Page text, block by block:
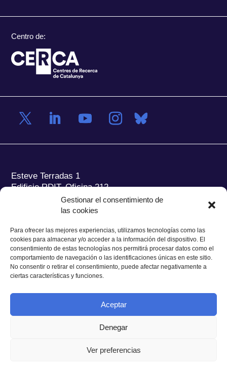
Gestionar el consentimiento de
las cookies
Para ofrecer las mejores experiencias, utilizamos tecnologías como las
cookies para almacenar y/o acceder a la información del dispositivo. El
consentimiento de estas tecnologías nos permitirá procesar datos como el
comportamiento de navegación o las identificaciones únicas en este sitio.
No consentir o retirar el consentimiento, puede afectar negativamente a
ciertas características y funciones.
Aceptar
Denegar
Ver preferencias
Centro de:
Esteve Terradas 1
Edificio RDIT, Oficina 212
Parc Mediterrani de la Tecnologia (PMT) Campus
08860 Castelldefels (Barcelona)
Tel.:+34 93 280 2088
Fax:+34 93 280 6395
E-mail:ieec@ieec.cat
Aviso legal